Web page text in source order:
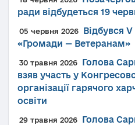
ради відбудеться 19
05 червня 2026
Відбувся
«Громади — Ветеранам»
30 травня 2026
Голова
взяв участь у
організації гарячого
освіти
29 травня 2026
Голова